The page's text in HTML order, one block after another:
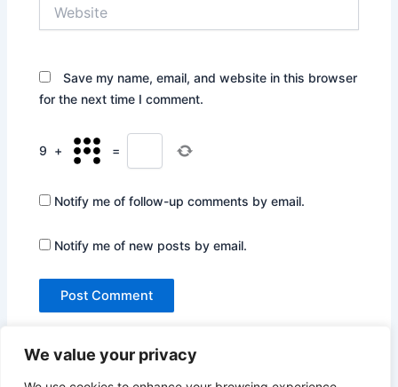
We value your privacy
Save my name, email, and website in this browser
for the next time I comment.
9 + =
Notify me of follow-up comments by email.
Notify me of new posts by email.